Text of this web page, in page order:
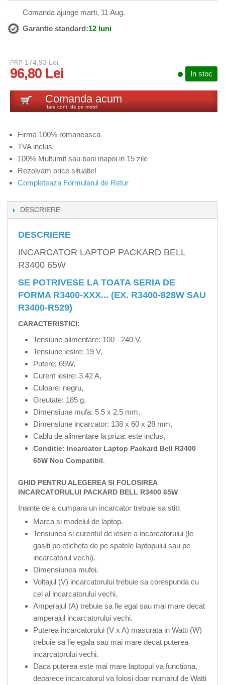
Comanda ajunge marti, 11 Aug.
Garantie standard:12 luni
PRP 174,93 Lei
96,80 Lei In stoc
Comanda acum
fara cont, de pe mobil
Firma 100% romaneasca
TVA inclus
100% Multumit sau bani inapoi in 15 zile
Rezolvam orice situatie!
Completeaza Formularul de Retur
DESCRIERE
DESCRIERE
INCARCATOR LAPTOP PACKARD BELL
R3400 65W
SE POTRIVESE LA TOATA SERIA DE
FORMA R3400-XXX... (EX. R3400-828W SAU
R3400-R529)
CARACTERISTICI:
Tensiune alimentare: 100 - 240 V,
Tensiune iesire: 19 V,
Putere: 65W,
Curent iesire: 3.42 A,
Culoare: negru,
Greutate: 185 g,
Dimensiune mufa: 5.5 x 2.5 mm,
Dimensiune incarcator: 138 x 60 x 28 mm,
Cablu de alimentare la priza: este inclus,
Conditie: Incarcator Laptop Packard Bell R3400
65W Nou Compatibil.
GHID PENTRU ALEGEREA SI FOLOSIREA
INCARCATORULUI PACKARD BELL R3400 65W
Inainte de a cumpara un incarcator trebuie sa stiti:
Marca si modelul de laptop.
Tensiunea si curentul de iesire a incarcatorului (le
gasiti pe eticheta de pe spatele laptopului sau pe
incarcatorul vechi).
Dimensiunea mufei.
Voltajul (V) incarcatorului trebuie sa corespunda cu
cel al incarcatorului vechi.
Amperajul (A) trebuie sa fie egal sau mai mare decat
amperajul incarcatorului vechi.
Puterea incarcatorului (V x A) masurata in Watti (W)
trebuie sa fie egala sau mai mare decat puterea
incarcatorului vechi.
Daca puterea este mai mare laptopul va functiona,
deoarece incarcatorul va folosi doar numarul de Watti